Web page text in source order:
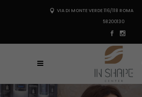
VIA DI MONTE VERDE 116/118 ROMA
58200130